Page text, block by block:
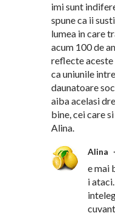
imi sunt
spune ca ii
lumea in care
acum 100 de
reflecte aceste
ca uniunile
daunatoare
aiba acelasi
bine, cei care
Alina.
Alina
e mai
i